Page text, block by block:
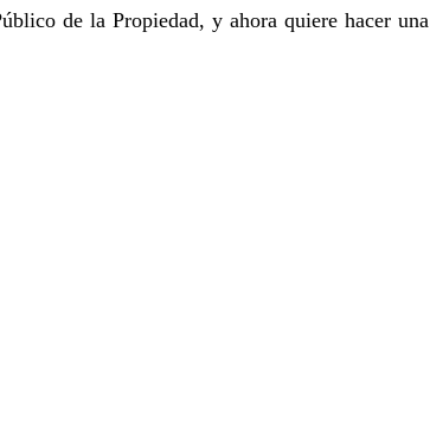
de la Propiedad, y ahora quiere hacer una